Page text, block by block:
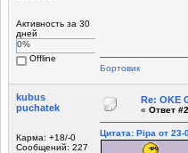
Активность за 30
дней
0%
Offline
Бортовик
kubus
puchatek
Карма: +18/-0
Сообщений: 227
Re: OKE
« Ответ
Цитата: Pipa от 23-